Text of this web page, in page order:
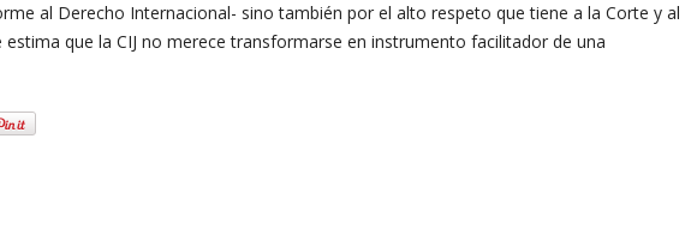
al Derecho Internacional- sino también por el alto respeto que tiene a la Corte y al
que la CIJ no merece transformarse en instrumento facilitador de una